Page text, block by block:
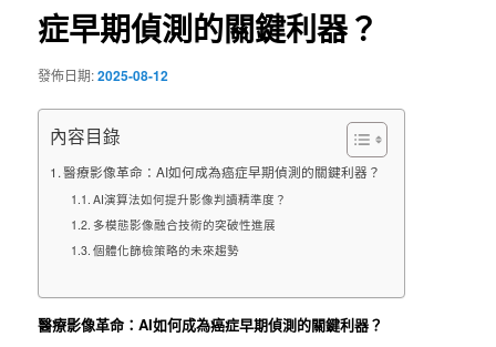
症早期偵測的關鍵利器？
發佈日期:2025-08-12
內容目錄
醫療影像革命：AI如何成為癌症早期偵測的關鍵利器？
AI演算法如何提升影像判讀精準度？
多模態影像融合技術的突破性進展
個體化篩檢策略的未來趨勢
醫療影像革命：AI如何成為癌症早期偵測的關鍵利器？